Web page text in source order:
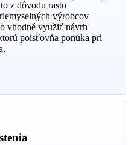
z dôvodu rastu
výrobcov
vhodné využiť návrh
poisťovňa ponúka pri